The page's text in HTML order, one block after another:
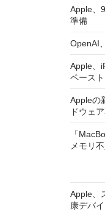
Apple、
準備
OpenAI
Apple、
ペース
Appleの
ドウェ
「
メモリ
Apple、
康デバ